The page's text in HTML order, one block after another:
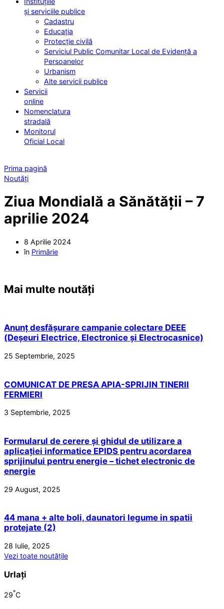
și serviciile publice
Cadastru
Educația
Protecție civilă
Serviciul Public Comunitar Local de Evidență a
Persoanelor
Urbanism
Alte servicii publice
Servicii
online
Nomenclatura
stradală
Monitorul
Oficial Local
Prima pagină
Noutăți
Ziua Mondială a Sănătății – 7
aprilie 2024
8 Aprilie 2024
în Primărie
Mai multe noutăți
Anunț desfășurare campanie colectare DEEE
(Deșeuri Electrice, Electronice și Electrocasnice)
25 Septembrie, 2025
COMUNICAT DE PRESA APIA-SPRIJIN TINERII
FERMIERI
3 Septembrie, 2025
Formularul de cerere și ghidul de utilizare a
aplicației informatice EPIDS pentru acordarea
sprijinului pentru energie – tichet electronic de
energie
29 August, 2025
44 mana + alte boli, daunatori legume in spatii
protejate (2)
28 Iulie, 2025
Vezi toate noutățile
Urlați
29°C